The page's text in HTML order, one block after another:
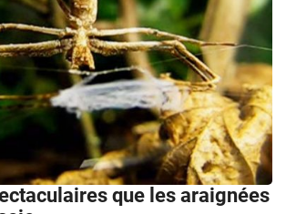
que les araignées